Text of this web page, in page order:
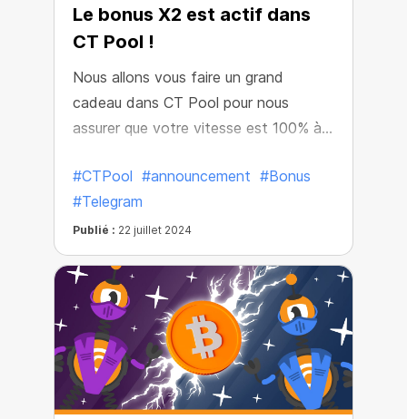
Le bonus X2 est actif dans
CT Pool !
Nous allons vous faire un grand
cadeau dans CT Pool pour nous
assurer que votre vitesse est 100% à
#CTPool #announcement #Bonus
#Telegram
Publié : 22 juillet 2024